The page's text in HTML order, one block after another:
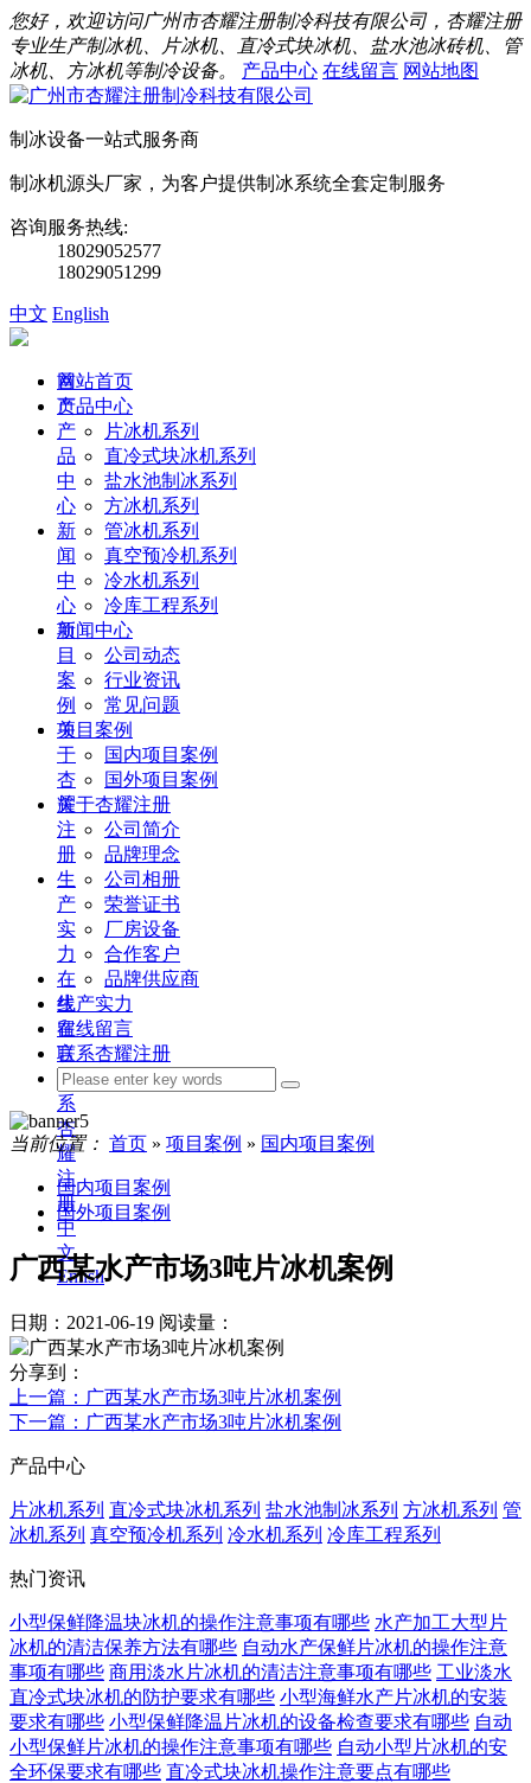
您好，欢迎访问广州市杏耀注册制冷科技有限公司，杏耀注册
专业生产制冰机、片冰机、直冷式块冰机、盐水池冰砖机、管
冰机、方冰机等制冷设备。
产品中心 在线留言 网站地图
制冰设备一站式服务商
制冰机源头厂家，为客户提供制冰系统全套定制服务
咨询服务热线:
18029052577
18029051299
中文 English
首
页
产
品
中
心
新
闻
中
心
项
目
案
例
关
于
杏
耀
注
册
生
产
实
力
在
线
留
言
联
系
杏
耀
注
册
中
文
Enlish
网站首页
产品中心
片冰机系列
直冷式块冰机系列
盐水池制冰系列
方冰机系列
管冰机系列
真空预冷机系列
冷水机系列
冷库工程系列
新闻中心
公司动态
行业资讯
常见问题
项目案例
国内项目案例
国外项目案例
关于杏耀注册
公司简介
品牌理念
公司相册
荣誉证书
厂房设备
合作客户
品牌供应商
生产实力
在线留言
联系杏耀注册
当前位置： 首页 » 项目案例 » 国内项目案例
国内项目案例
国外项目案例
广西某水产市场3吨片冰机案例
日期：2021-06-19 阅读量：
分享到：
上一篇 ：广西某水产市场3吨片冰机案例
下一篇 ：广西某水产市场3吨片冰机案例
产品中心
片冰机系列 直冷式块冰机系列 盐水池制冰系列 方冰机系列 管
冰机系列 真空预冷机系列 冷水机系列 冷库工程系列
热门资讯
小型保鲜降温块冰机的操作注意事项有哪些 水产加工大型片
冰机的清洁保养方法有哪些 自动水产保鲜片冰机的操作注意
事项有哪些 商用淡水片冰机的清洁注意事项有哪些 工业淡水
直冷式块冰机的防护要求有哪些 小型海鲜水产片冰机的安装
要求有哪些 小型保鲜降温片冰机的设备检查要求有哪些 自动
小型保鲜片冰机的操作注意事项有哪些 自动小型片冰机的安
全环保要求有哪些 直冷式块冰机操作注意要点有哪些